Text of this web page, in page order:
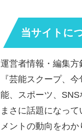
当サイトに
運営者情報・編集方
『芸能スクープ、
能、スポーツ、
まさに話題になっ
メントの動向をわ